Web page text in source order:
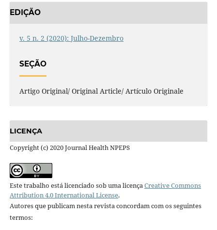
EDIÇÃO
v. 5 n. 2 (2020): Julho-Dezembro
SEÇÃO
Artigo Original/ Original Article/ Artículo Originale
LICENÇA
Copyright (c) 2020 Journal Health NPEPS
Este trabalho está licenciado sob uma licençaCreative Commons
Attribution 4.0 International License.
Autores que publicam nesta revista concordam com os seguintes
termos: